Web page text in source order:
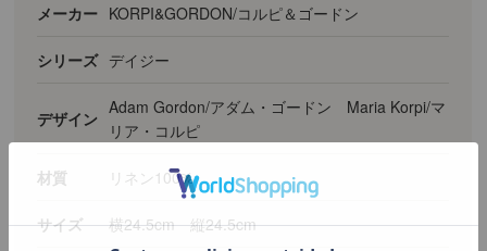
メーカー KORPI&GORDON/コルピ＆ゴードン
シリーズ デイジー
デザイン
Adam Gordon/アダム・ゴードン Maria Korpi/マ
リア・コルピ
材質 リネン100%
サイズ 横24.5cm 縦24.5cm